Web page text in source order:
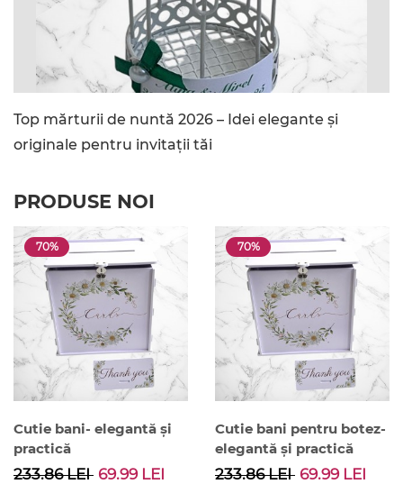
Top mărturii de nuntă 2026 – Idei elegante și
originale pentru invitații tăi
PRODUSE NOI
70%
Cutie bani- elegantă și
practică
233.86 LEI 69.99 LEI
70%
Cutie bani pentru botez-
elegantă și practică
233.86 LEI 69.99 LEI